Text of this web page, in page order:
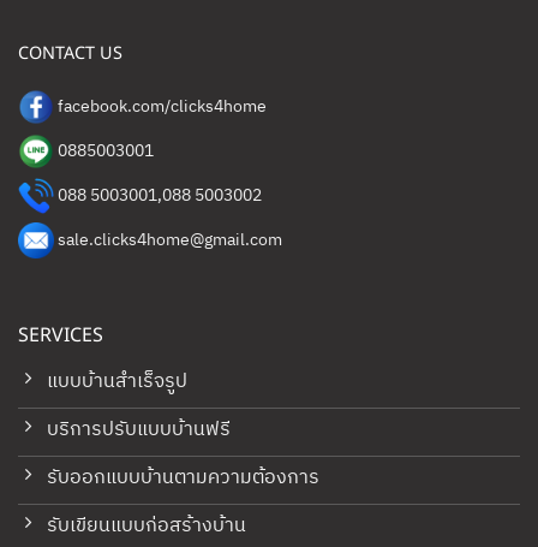
SERVICES
แบบบ้านสำเร็จรูป
บริการปรับแบบบ้านฟรี
รับออกแบบบ้านตามความต้องการ
รับเขียนแบบก่อสร้างบ้าน
CONTACT US
facebook.com/clicks4home
0885003001
088 5003001,088 5003002
sale.clicks4home@gmail.com